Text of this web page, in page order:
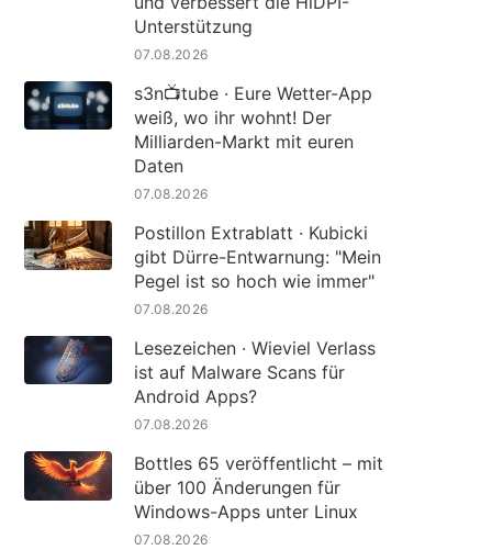
Unterstützung
07.08.2026
s3n📺tube · Eure Wetter-App
weiß, wo ihr wohnt! Der
Milliarden-Markt mit euren
Daten
07.08.2026
Postillon Extrablatt · Kubicki
gibt Dürre-Entwarnung: "Mein
Pegel ist so hoch wie immer"
07.08.2026
Lesezeichen · Wieviel Verlass
ist auf Malware Scans für
Android Apps?
07.08.2026
Bottles 65 veröffentlicht – mit
über 100 Änderungen für
Windows-Apps unter Linux
07.08.2026